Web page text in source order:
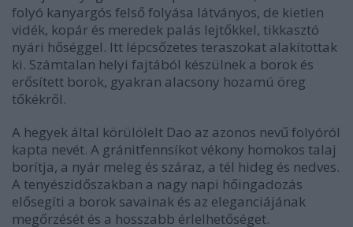
folyó kanyargós felső folyása látványos, de kietlen
vidék, kopár és meredek palás lejtőkkel, tikkasztó
nyári hőséggel. Itt lépcsőzetes teraszokat alakítottak
ki. Számtalan helyi fajtából készülnek a borok és
erősített borok, gyakran alacsony hozamú öreg
tőkékről.
A hegyek által körülölelt Dao az azonos nevű folyóról
kapta nevét. A gránitfennsíkot vékony homokos talaj
borítja, a nyár meleg és száraz, a tél hideg és nedves.
A tenyészidőszakban a nagy napi hőingadozás
elősegíti a borok savainak és az eleganciájának
megőrzését és a hosszabb érlelhetőséget.